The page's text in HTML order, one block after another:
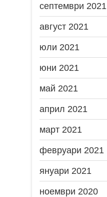
септември 2021
август 2021
юли 2021
юни 2021
май 2021
април 2021
март 2021
февруари 2021
януари 2021
ноември 2020